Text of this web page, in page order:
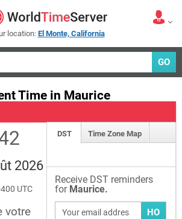
location: El Monte, California
GO
Time in Maurice
2026
UTC
votre
DST Time Zone Map
Receive DST reminders
for Maurice.
HO